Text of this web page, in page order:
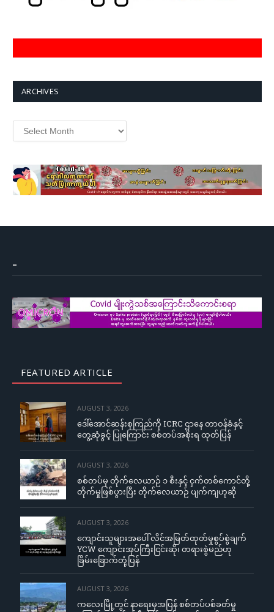
ARCHIVES
Archives
–
FEATURED ARTICLE
AUGUST 3, 2026
ဒေါ်အောင်ဆန်းစုကြည်ကို ICRC ဌာနေ တာဝန်ခံနှင့်
တွေ့ဆုံခွင့် ပြုကြောင်း စစ်တပ်အစိုးရ ထုတ်ပြန်
AUGUST 3, 2026
စစ်တပ်မှ တိုက်လေယာဉ် ၁ စီးနှင့် ငှက်တစ်ကောင်တို့
တိုက်မှုဖြစ်ပွားပြီး တိုက်လေယာဉ် ပျက်ကျဟုဆို
AUGUST 3, 2026
ကျောင်းသူများအပေါ် လိင်အမြတ်ထုတ်မှုစွပ်စွဲချက်
YCW ကျောင်းအုပ်ကြီးငြင်းဆို၊ တရားစွဲမည်ဟု
ခြိမ်းခြောက်တုံ့ပြန်
AUGUST 3, 2026
ကလေးမြို့တွင် နာရေးမှအပြန် စစ်တပ်ပစ်ခတ်မှု